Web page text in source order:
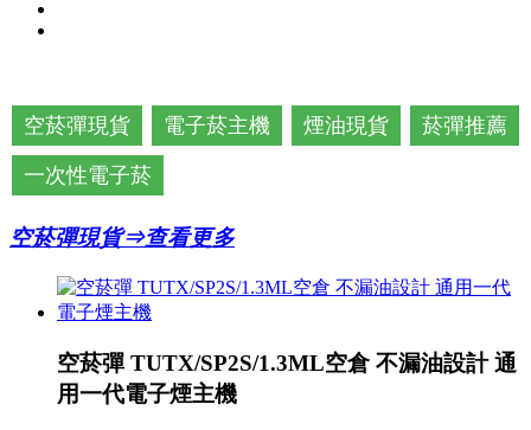
空菸彈現貨 電子菸主機 煙油現貨 菸彈推薦
一次性電子菸
空菸彈現貨⇒查看更多
空菸彈 TUTX/SP2S/1.3ML空倉 不漏油設計 通
用一代電子煙主機